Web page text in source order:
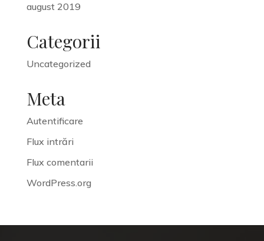
august 2019
Categorii
Uncategorized
Meta
Autentificare
Flux intrări
Flux comentarii
WordPress.org